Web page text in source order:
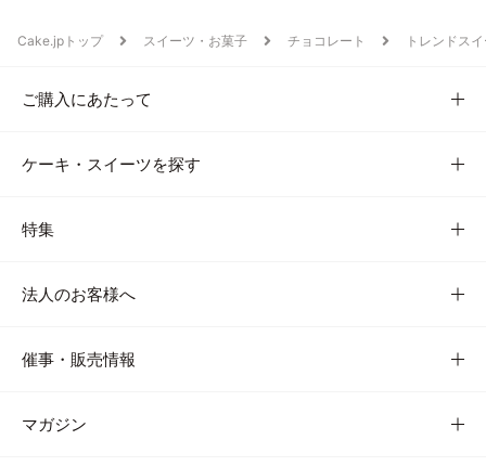
Cake.jpトップ スイーツ・お菓子 チョコレート トレンドス
ご購入にあたって
ケーキ・スイーツを探す
特集
法人のお客様へ
催事・販売情報
マガジン